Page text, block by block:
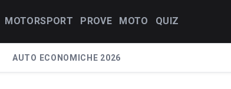
MOTORSPORT PROVE MOTO QUIZ
AUTO ECONOMICHE 2026